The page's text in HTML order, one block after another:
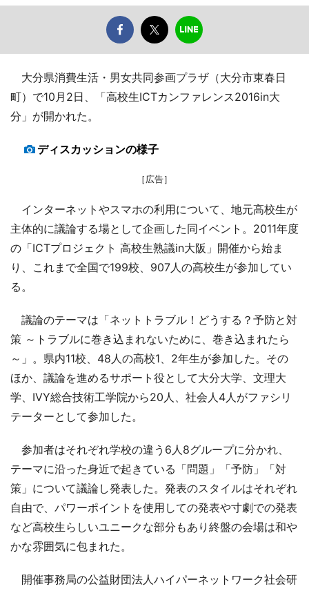
大分県消費生活・男女共同参画プラザ（大分市東春日
町）で10月2日、「高校生ICTカンファレンス2016in大
分」が開かれた。
ディスカッションの様子
［広告］
インターネットやスマホの利用について、地元高校生が
主体的に議論する場として企画した同イベント。2011年度
の「ICTプロジェクト 高校生熟議in大阪」開催から始ま
り、これまで全国で199校、907人の高校生が参加してい
る。
議論のテーマは「ネットトラブル！どうする？予防と対
策 ～トラブルに巻き込まれないために、巻き込まれたら
～」。県内11校、48人の高校1、2年生が参加した。その
ほか、議論を進めるサポート役として大分大学、文理大
学、IVY総合技術工学院から20人、社会人4人がファシリ
テーターとして参加した。
参加者はそれぞれ学校の違う6人8グループに分かれ、
テーマに沿った身近で起きている「問題」「予防」「対
策」について議論し発表した。発表のスタイルはそれぞれ
自由で、パワーポイントを使用しての発表や寸劇での発表
など高校生らしいユニークな部分もあり終盤の会場は和や
かな雰囲気に包まれた。
開催事務局の公益財団法人ハイパーネットワーク社会研